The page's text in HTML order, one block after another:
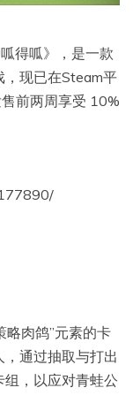
得呱》，是一款
，现已在Steam平
前两周享受 10%
略肉鸽”元素的卡
通过抽取与打出
，以应对青蛙公